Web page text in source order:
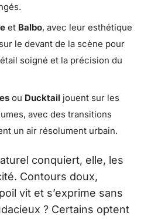
et Balbo, avec leur esthétique
le devant de la scène pour
soigné et la précision du
ou Ducktail jouent sur les
avec des transitions
un air résolument urbain.
conquiert, elle, les
Contours doux,
vit et s’exprime sans
? Certains optent